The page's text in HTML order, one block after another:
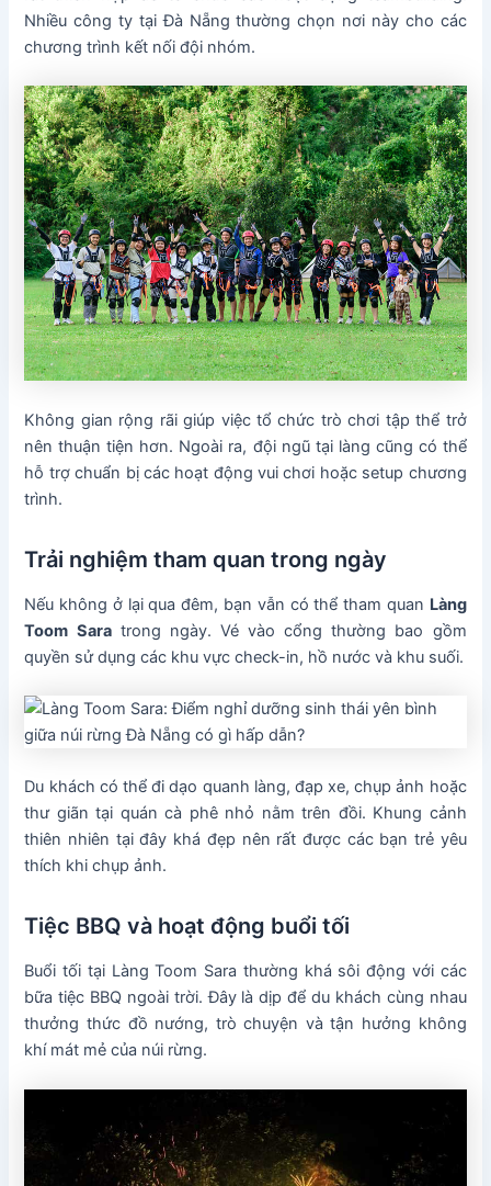
Nhiều công ty tại Đà Nẵng thường chọn nơi này cho các
chương trình kết nối đội nhóm.
Không gian rộng rãi giúp việc tổ chức trò chơi tập thể trở
nên thuận tiện hơn. Ngoài ra, đội ngũ tại làng cũng có thể
hỗ trợ chuẩn bị các hoạt động vui chơi hoặc setup chương
trình.
Trải nghiệm tham quan trong ngày
Nếu không ở lại qua đêm, bạn vẫn có thể tham quan Làng
Toom Saratrong ngày. Vé vào cổng thường bao gồm
quyền sử dụng các khu vực check-in, hồ nước và khu suối.
Du khách có thể đi dạo quanh làng, đạp xe, chụp ảnh hoặc
thư giãn tại quán cà phê nhỏ nằm trên đồi. Khung cảnh
thiên nhiên tại đây khá đẹp nên rất được các bạn trẻ yêu
thích khi chụp ảnh.
Tiệc BBQ và hoạt động buổi tối
Buổi tối tại Làng Toom Sara thường khá sôi động với các
bữa tiệc BBQ ngoài trời. Đây là dịp để du khách cùng nhau
thưởng thức đồ nướng, trò chuyện và tận hưởng không
khí mát mẻ của núi rừng.